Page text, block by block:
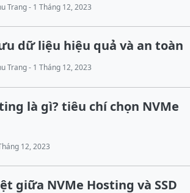
Trang - 1 Tháng 12, 2023
dữ liệu hiệu quả và an toàn
Trang - 1 Tháng 12, 2023
là gì? tiêu chí chọn NVMe
12, 2023
giữa NVMe Hosting và SSD